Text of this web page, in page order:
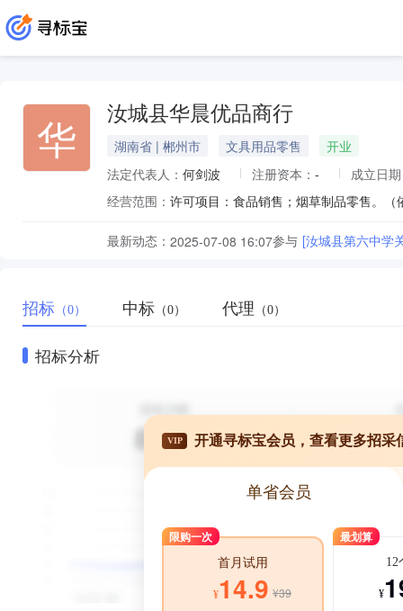
华 汝城县华晨优品商行
湖南省 | 郴州市 文具用品零售
开业
法定代表人： 何剑波 注册资本： -
成立日
经营范围：
最新动态： 2025-07-08 16:07参与 [汝城县第六中学
招标 （0） 中标 （0） 代理 （0）
招标分析
VIP 开通寻标宝会员，查看更多招采
单省会员
限购一次
首月试用
¥14.9 ¥39
最划算
12
¥